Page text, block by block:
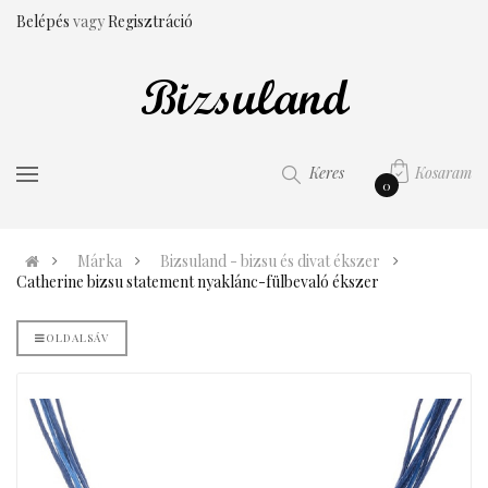
Belépés vagyRegisztráció
Kosaram
0
Keres
Márka
Bizsuland - bizsu és divat ékszer
Catherine bizsu statement nyaklánc-fülbevaló ékszer
OLDALSÁV